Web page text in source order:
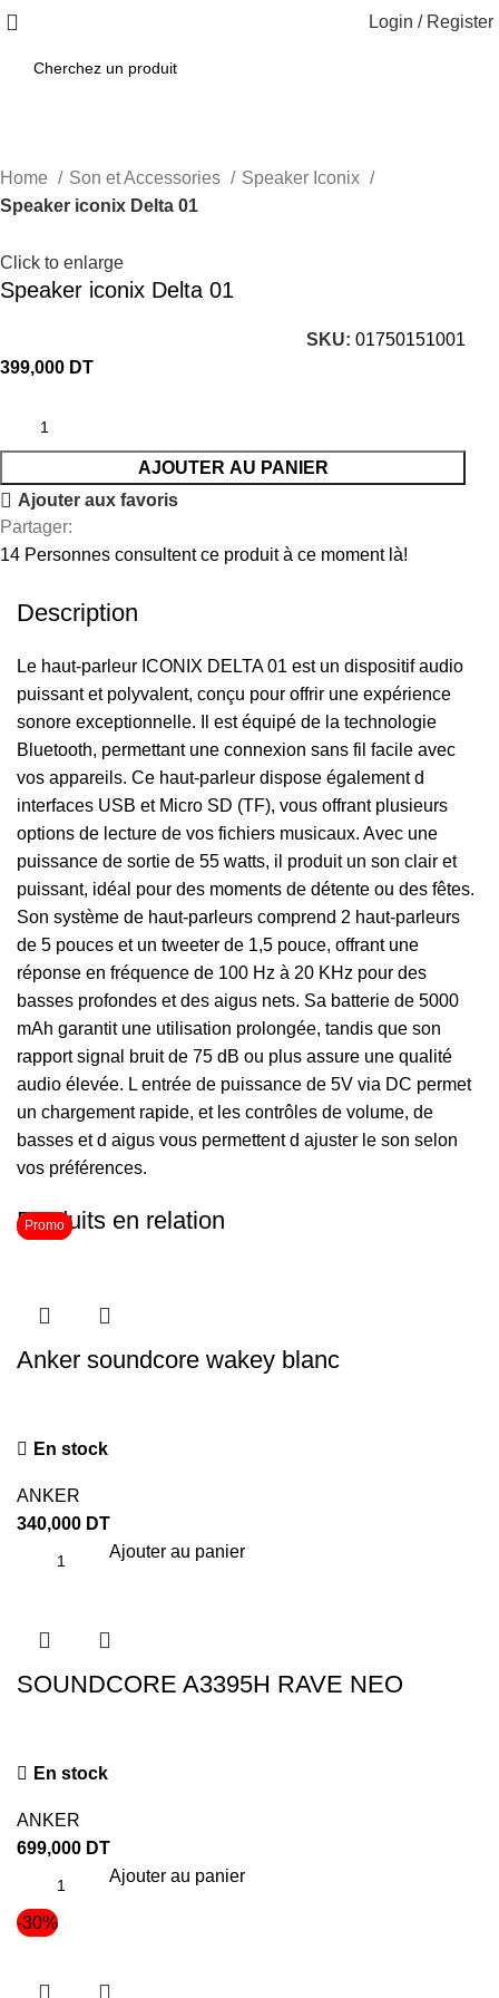
Login / Register
Home Son et Accessories
Speaker Iconix
Speaker iconix Delta 01
Click to enlarge
Speaker iconix Delta 01
SKU:01750151001
399,000 DT
AJOUTER AU PANIER
Ajouter aux favoris
Partager:
14 Personnes consultent ce produit à ce moment là!
Description
Le haut-parleur ICONIX DELTA 01 est un dispositif audio
puissant et polyvalent, conçu pour offrir une expérience
sonore exceptionnelle. Il est équipé de la technologie
Bluetooth, permettant une connexion sans fil facile avec
vos appareils. Ce haut-parleur dispose également d
interfaces USB et Micro SD (TF), vous offrant plusieurs
options de lecture de vos fichiers musicaux. Avec une
puissance de sortie de 55 watts, il produit un son clair et
puissant, idéal pour des moments de détente ou des fêtes.
Son système de haut-parleurs comprend 2 haut-parleurs
de 5 pouces et un tweeter de 1,5 pouce, offrant une
réponse en fréquence de 100 Hz à 20 KHz pour des
basses profondes et des aigus nets. Sa batterie de 5000
mAh garantit une utilisation prolongée, tandis que son
rapport signal bruit de 75 dB ou plus assure une qualité
audio élevée. L entrée de puissance de 5V via DC permet
un chargement rapide, et les contrôles de volume, de
basses et d aigus vous permettent d ajuster le son selon
vos préférences.
Produits en relation
Anker soundcore wakey blanc
En stock
ANKER
340,000 DT
Ajouter au panier
SOUNDCORE A3395H RAVE NEO
En stock
ANKER
699,000 DT
Ajouter au panier
-30%
Promo
Promo